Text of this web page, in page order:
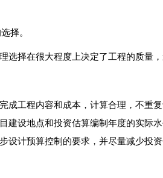
择。
选择在很大程度上决定了工程的质量
成工程内容和成本，计算合理，不重
建设地点和投资估算编制年度的实际
设计预算控制的要求，并尽量减少投资